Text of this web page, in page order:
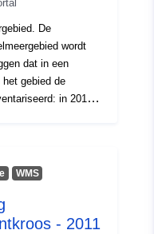
for at
på! Vandplanter
zone.
De
wordt
dat in een
gebied de
in 2016
maar op een
is er een dataset
betreffen
per jaar een
WMS
- 2011